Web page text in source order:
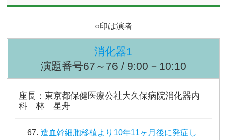
○印は演者
消化器1
演題番号67～76 / 9:00－10:10
座長：東京都保健医療公社大久保病院消化器内
科 林 星舟
造血幹細胞移植より10年11ヶ月後に発症し